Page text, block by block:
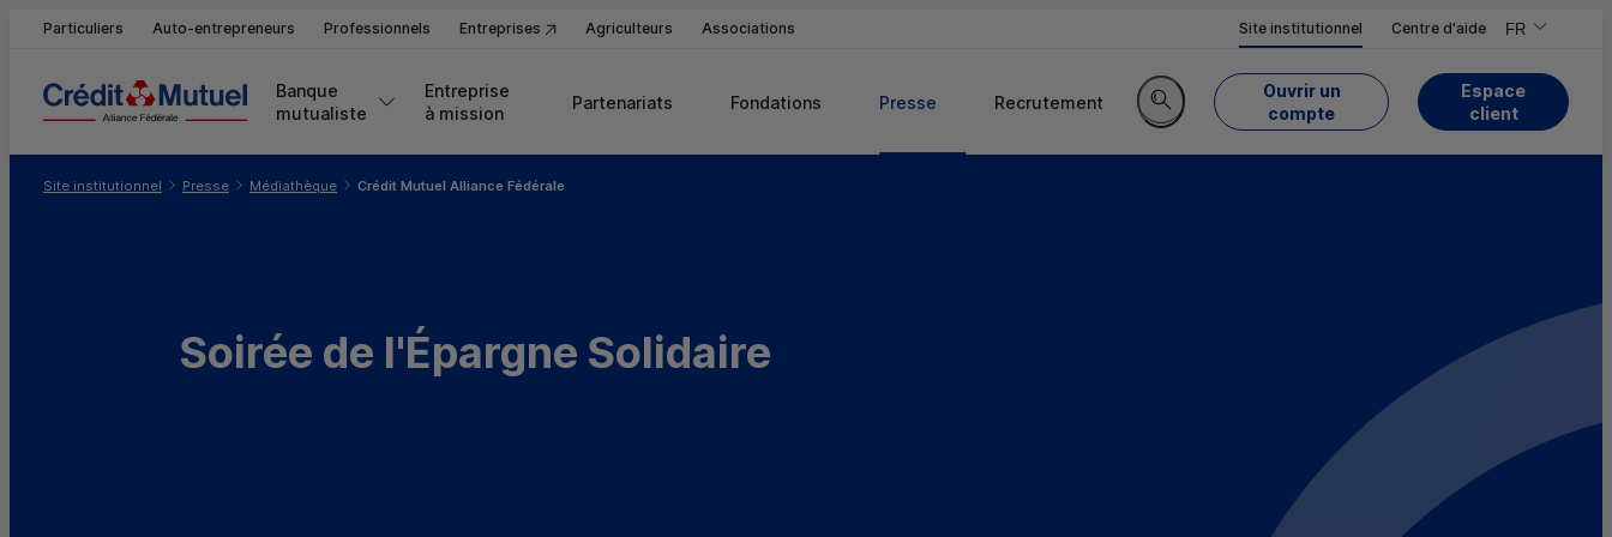
Particuliers Auto-entrepreneurs Professionnels Entreprises Agriculteurs Associations Site institutionnel Centre d'aide FR
,Version
,Changer de
Banque
mutualiste
Entreprise
à mission
Partenariats Fondations Presse Recrutement
Rechercher sur le site
Ouvrir un
comptedu Crédit Mutuel
Espace
client
Site institutionnel Presse Médiathèque Crédit Mutuel Alliance Fédérale
Soirée de l'Épargne Solidaire